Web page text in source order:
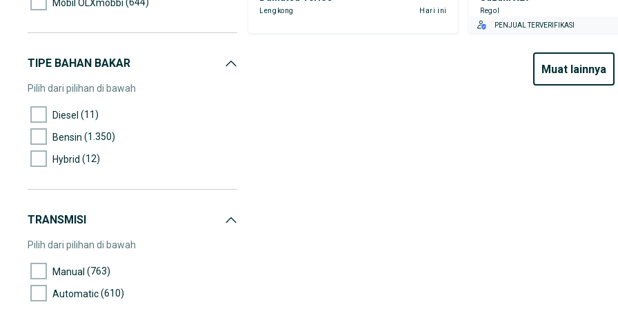
60.000-65.000(63)
65.000-70.000 (60)
(41)
95.000-100.000
Mobil OLXmobbi
TIPE BAHAN BAKAR
Pilih dari pilihan di bawah
Diesel (11)
Bensin (1.350)
Hybrid (12)
TRANSMISI
Pilih dari pilihan di bawah
Manual (763)
Automatic(610)
Lengkong Hari ini Regol
PENJUAL TERVERIFIKASI
muat lainnya